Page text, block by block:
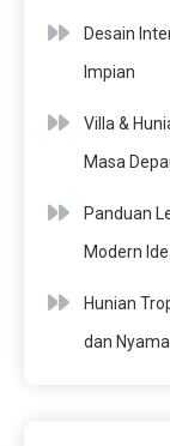
Desain
Impian
Villa &
Masa
Panduan
Modern
Hunian
dan